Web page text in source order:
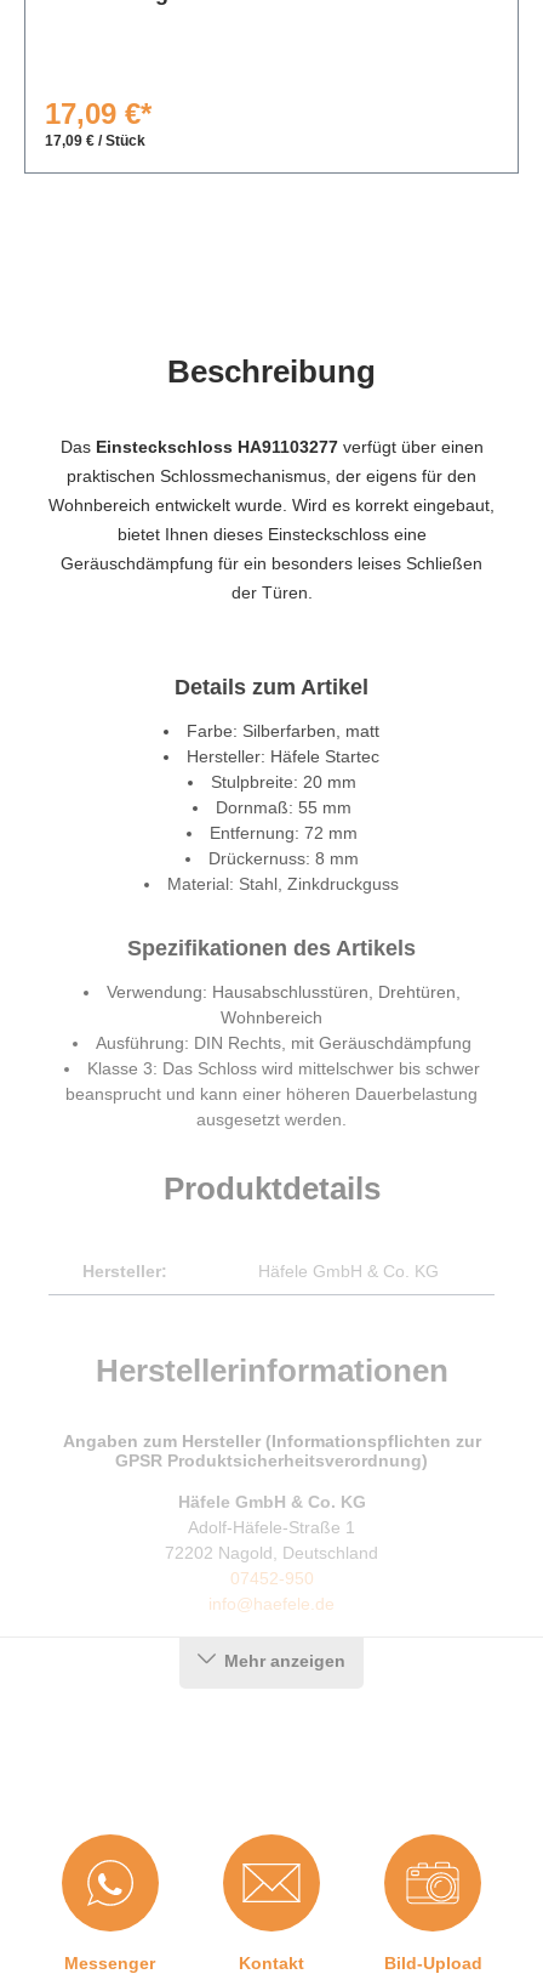
17,09 €*
17,09 € / Stück
Beschreibung
Das Einsteckschloss HA91103277verfügt über einen
praktischen Schlossmechanismus, der eigens für den
Wohnbereich entwickelt wurde. Wird es korrekt eingebaut,
bietet Ihnen dieses Einsteckschloss eine
Geräuschdämpfung für ein besonders leises Schließen
der Türen.
Details zum Artikel
Farbe: Silberfarben, matt
Hersteller: Häfele Startec
Stulpbreite: 20 mm
Dornmaß: 55 mm
Entfernung: 72 mm
Drückernuss: 8 mm
Material: Stahl, Zinkdruckguss
Spezifikationen des Artikels
Verwendung: Hausabschlusstüren, Drehtüren,
Wohnbereich
Ausführung: DIN Rechts, mit Geräuschdämpfung
Klasse 3: Das Schloss wird mittelschwer bis schwer
beansprucht und kann einer höheren Dauerbelastung
ausgesetzt werden.
Produktdetails
Hersteller: Häfele GmbH & Co. KG
Herstellerinformationen
Angaben zum Hersteller (Informationspflichten zur
GPSR Produktsicherheitsverordnung)
Häfele GmbH & Co. KG
Adolf-Häfele-Straße 1
72202 Nagold, Deutschland
07452-950
info@haefele.de
Mehr anzeigen
Messenger Kontakt Bild-Upload